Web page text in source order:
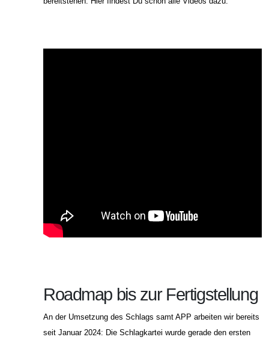
Roadmap bis zur Fertigstellung
An der Umsetzung des Schlags samt APP arbeiten wir bereits
seit Januar 2024: Die Schlagkartei wurde gerade den ersten